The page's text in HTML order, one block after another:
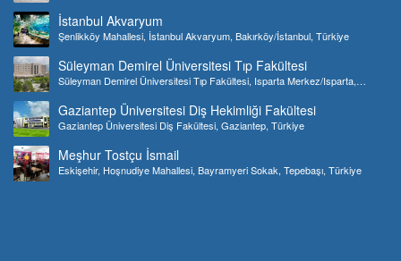
İstanbul Akvaryum
Şenlikköy Mahallesi, İstanbul Akvaryum, Bakırköy/İstanbul, Türkiye
Süleyman Demirel Üniversitesi Tıp Fakültesi
Süleyman Demirel Üniversitesi Tıp Fakültesi, Isparta Merkez/Isparta,
Gaziantep Üniversitesi Diş Hekimliği Fakültesi
Gaziantep Üniversitesi Diş Fakültesi, Gaziantep, Türkiye
Meşhur Tostçu İsmail
Eskişehir, Hoşnudiye Mahallesi, Bayramyeri Sokak, Tepebaşı, Türkiye